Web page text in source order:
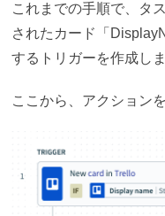
これまでの手順で、タ
されたカード「
するトリガーを作成しま
ここから、アクション